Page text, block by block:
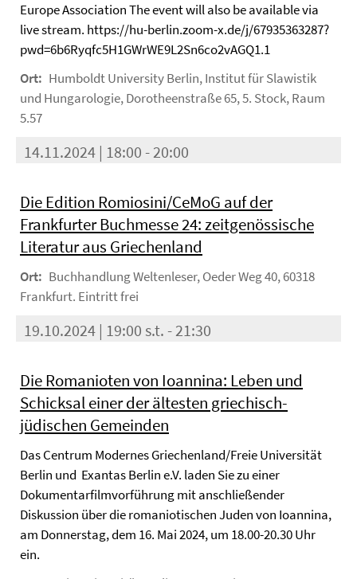
Europe Association The event will also be available via
live stream. https://hu-berlin.zoom-x.de/j/67935363287?
pwd=6b6Ryqfc5H1GWrWE9L2Sn6co2vAGQ1.1
Ort: Humboldt University Berlin, Institut für Slawistik
und Hungarologie, Dorotheenstraße 65, 5. Stock, Raum
5.57
14.11.2024 | 18:00 - 20:00
Die Edition Romiosini/CeMoG auf der
Frankfurter Buchmesse 24: zeitgenössische
Literatur aus Griechenland
Ort: Buchhandlung Weltenleser, Oeder Weg 40, 60318
Frankfurt. Eintritt frei
19.10.2024 | 19:00 s.t. - 21:30
Die Romanioten von Ioannina: Leben und
Schicksal einer der ältesten griechisch-
jüdischen Gemeinden
Das Centrum Modernes Griechenland/Freie Universität
Berlin und Exantas Berlin e.V. laden Sie zu einer
Dokumentarfilmvorführung mit anschließender
Diskussion über die romaniotischen Juden von Ioannina,
am Donnerstag, dem 16. Mai 2024, um 18.00-20.30 Uhr
ein.